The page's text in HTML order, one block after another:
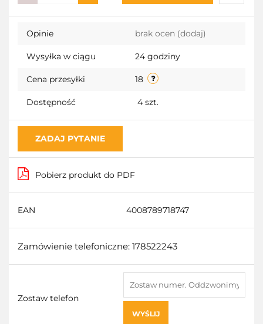
Do
Opinie brak ocen (dodaj)
Wysyłka w ciągu 24 godziny
Cena przesyłki 18
Dostępność 4 szt.
ZADAJ PYTANIE
Pobierz produkt do PDF
EAN 4008789718747
Zamówienie telefoniczne: 178522243
Zostaw telefon
WYŚLIJ